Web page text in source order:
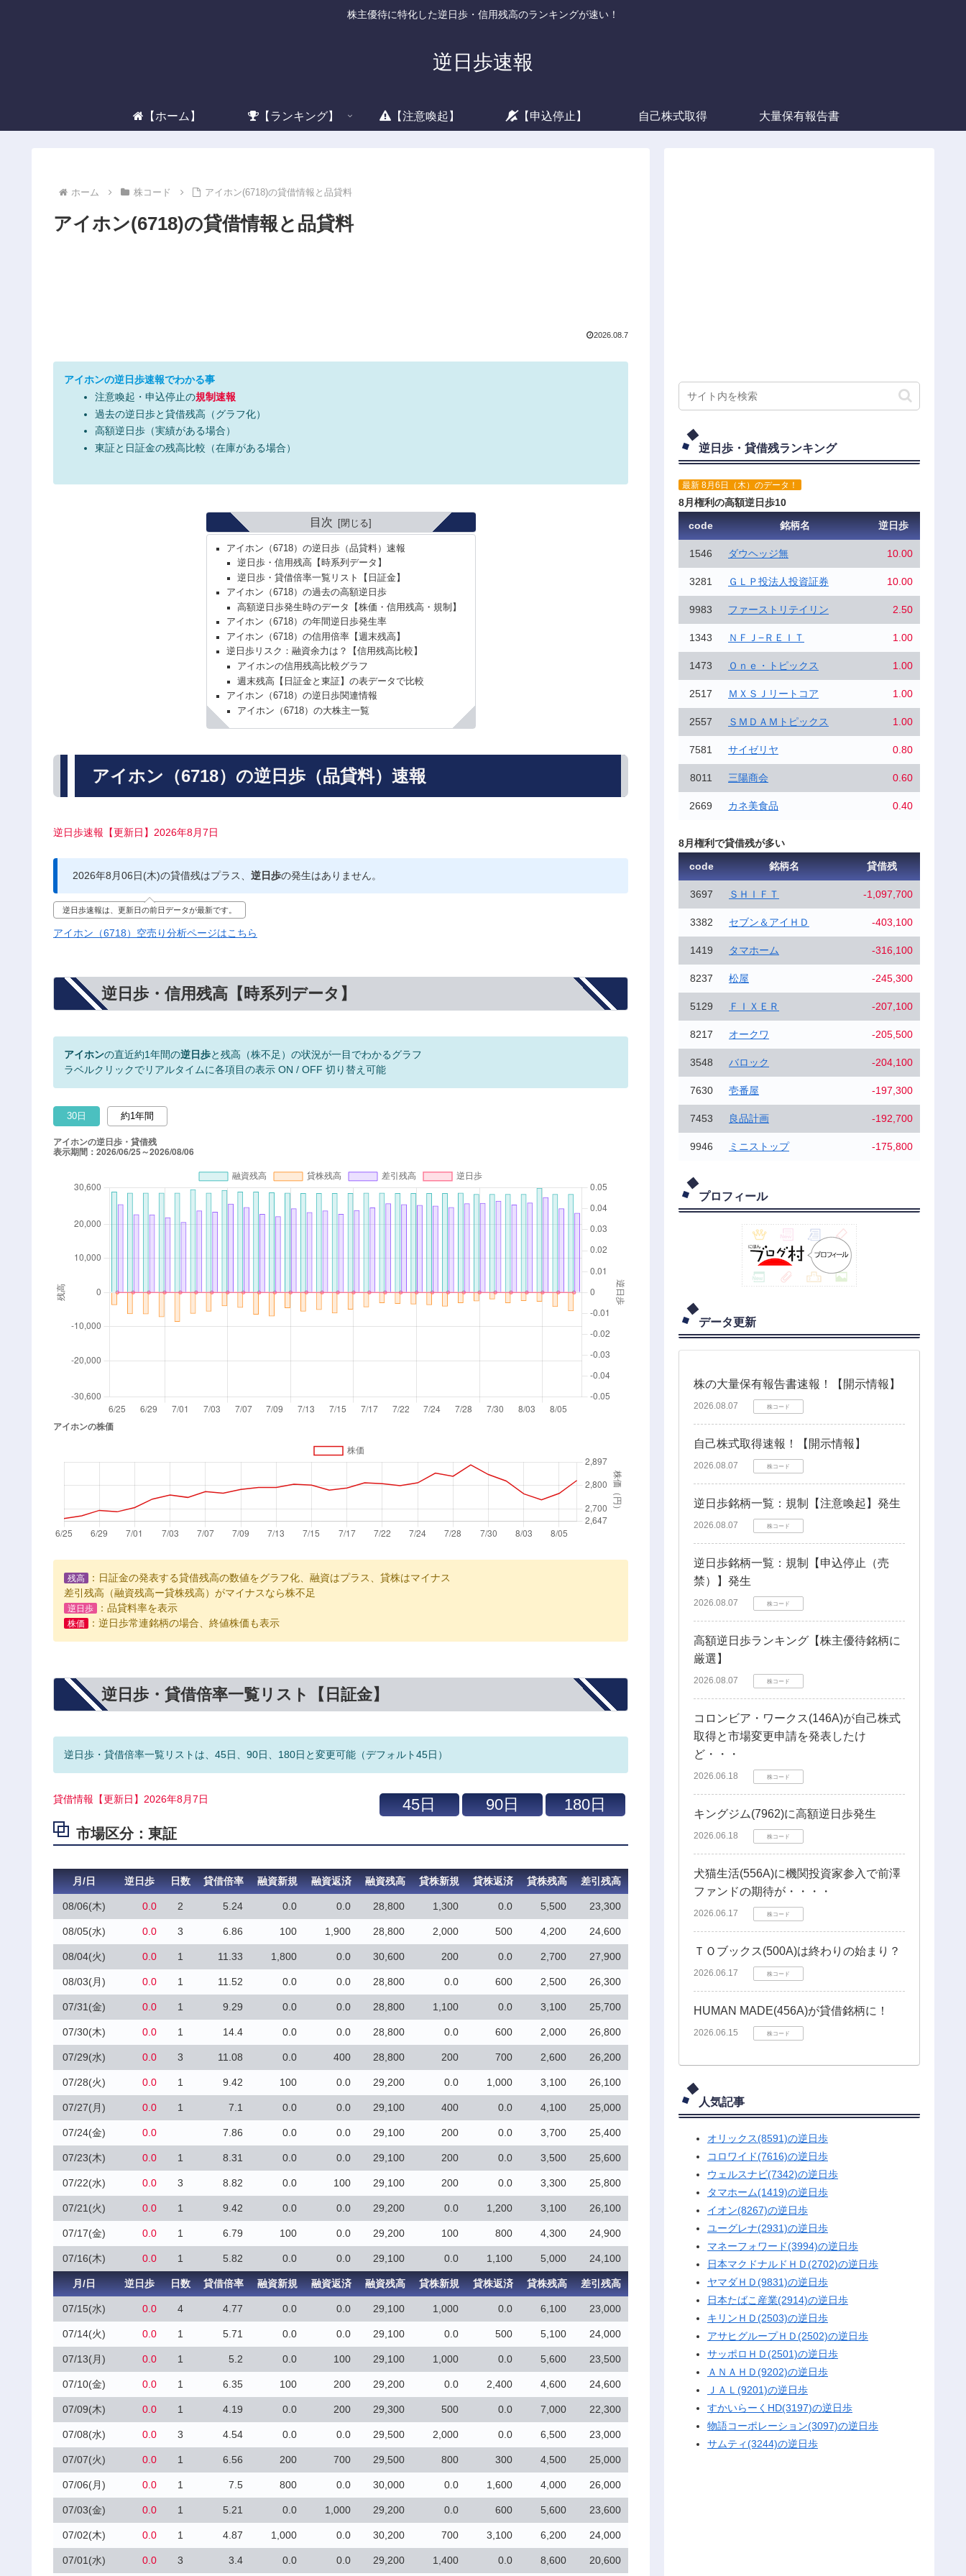
株主優待に特化した逆日歩・信用残高のランキングが速い！
逆日歩速報
【ホーム】 【ランキング】 【注意喚起】 【申込停止】 自己株式取得 大量保有報告書
ホーム 株コード アイホン(6718)の貸借情報と品貸料
アイホン(6718)の貸借情報と品貸料
2026.08.7
アイホンの逆日歩速報でわかる事
注意喚起・申込停止の規制速報
過去の逆日歩と貸借残高（グラフ化）
高額逆日歩（実績がある場合）
東証と日証金の残高比較（在庫がある場合）
目次
アイホン（6718）の逆日歩（品貸料）速報
逆日歩・信用残高【時系列データ】
逆日歩・貸借倍率一覧リスト【日証金】
アイホン（6718）の過去の高額逆日歩
高額逆日歩発生時のデータ【株価・信用残高・規制】
アイホン（6718）の年間逆日歩発生率
アイホン（6718）の信用倍率【週末残高】
逆日歩リスク：融資余力は？【信用残高比較】
アイホンの信用残高比較グラフ
週末残高【日証金と東証】の表データで比較
アイホン（6718）の逆日歩関連情報
アイホン（6718）の大株主一覧
アイホン（6718）の逆日歩（品貸料）速報
逆日歩速報【更新日】2026年8月7日
2026年8月06日(木)の貸借残はプラス、 逆日歩の発生はありません。
逆日歩速報は、更新日の前日データが最新です。
アイホン（6718）空売り分析ページはこちら
逆日歩・信用残高【時系列データ】
アイホンの直近約1年間の逆日歩と残高（株不足）の状況が一目でわかるグラフ
ラベルクリックでリアルタイムに各項目の表示 ON / OFF 切り替え可能
30日 約1年間
残高
：日証金の発表する貸借残高の数値をグラフ化、融資はプラス、貸株はマイナス
差引残高（融資残高ー貸株残高）がマイナスなら株不足
逆日歩 ：品貸料率を表示
株価 ：逆日歩常連銘柄の場合、終値株価も表示
逆日歩・貸借倍率一覧リスト【日証金】
逆日歩・貸借倍率一覧リストは、45日、90日、180日と変更可能（デフォルト45日）
貸借情報【更新日】2026年8月7日
市場区分：東証
月/日 逆日歩 日数 貸借倍率 融資新規 融資返済 融資残高 貸株新規 貸株返済 貸株残高 差引残高
08/06(木) 0.0 2 5.24 0.0 0.0 28,800 1,300 0.0 5,500 23,300
08/05(水) 0.0 3 6.86 100 1,900 28,800 2,000 500 4,200 24,600
08/04(火) 0.0 1 11.33 1,800 0.0 30,600 200 0.0 2,700 27,900
08/03(月) 0.0 1 11.52 0.0 0.0 28,800 0.0 600 2,500 26,300
07/31(金) 0.0 1 9.29 0.0 0.0 28,800 1,100 0.0 3,100 25,700
07/30(木) 0.0 1 14.4 0.0 0.0 28,800 0.0 600 2,000 26,800
07/29(水) 0.0 3 11.08 0.0 400 28,800 200 700 2,600 26,200
07/28(火) 0.0 1 9.42 100 0.0 29,200 0.0 1,000 3,100 26,100
07/27(月) 0.0 1 7.1 0.0 0.0 29,100 400 0.0 4,100 25,000
07/24(金) 0.0 7.86 0.0 0.0 29,100 200 0.0 3,700 25,400
07/23(木) 0.0 1 8.31 0.0 0.0 29,100 200 0.0 3,500 25,600
07/22(水) 0.0 3 8.82 0.0 100 29,100 200 0.0 3,300 25,800
07/21(火) 0.0 1 9.42 0.0 0.0 29,200 0.0 1,200 3,100 26,100
07/17(金) 0.0 1 6.79 100 0.0 29,200 100 800 4,300 24,900
07/16(木) 0.0 1 5.82 0.0 0.0 29,100 0.0 1,100 5,000 24,100
月/日 逆日歩 日数 貸借倍率 融資新規 融資返済 融資残高 貸株新規 貸株返済 貸株残高 差引残高
07/15(水) 0.0 4 4.77 0.0 0.0 29,100 1,000 0.0 6,100 23,000
07/14(火) 0.0 1 5.71 0.0 0.0 29,100 0.0 500 5,100 24,000
07/13(月) 0.0 1 5.2 0.0 100 29,100 1,000 0.0 5,600 23,500
07/10(金) 0.0 1 6.35 100 200 29,200 0.0 2,400 4,600 24,600
07/09(木) 0.0 1 4.19 0.0 200 29,300 500 0.0 7,000 22,300
07/08(水) 0.0 3 4.54 0.0 0.0 29,500 2,000 0.0 6,500 23,000
07/07(火) 0.0 1 6.56 200 700 29,500 800 300 4,500 25,000
07/06(月) 0.0 1 7.5 800 0.0 30,000 0.0 1,600 4,000 26,000
07/03(金) 0.0 1 5.21 0.0 1,000 29,200 0.0 600 5,600 23,600
07/02(木) 0.0 1 4.87 1,000 0.0 30,200 700 3,100 6,200 24,000
07/01(水) 0.0 3 3.4 0.0 0.0 29,200 1,400 0.0 8,600 20,600
逆日歩・貸借残ランキング
最新 8月6日（木）のデータ！
8月権利の高額逆日歩10
code
銘柄名 逆日歩
1546 ダウヘッジ無 10.00
3281 ＧＬＰ投法人投資証券 10.00
9983 ファーストリテイリン 2.50
1343 ＮＦＪ−ＲＥＩＴ 1.00
1473 Ｏｎｅ・トピックス 1.00
2517 ＭＸＳＪリートコア 1.00
2557 ＳＭＤＡＭトピックス 1.00
7581 サイゼリヤ 0.80
8011 三陽商会 0.60
2669 カネ美食品 0.40
8月権利で貸借残が多い
code
銘柄名 貸借残
3697 ＳＨＩＦＴ -1,097,700
3382 セブン＆アイＨＤ -403,100
1419 タマホーム -316,100
8237 松屋 -245,300
5129 ＦＩＸＥＲ -207,100
8217 オークワ -205,500
3548 バロック -204,100
7630 壱番屋 -197,300
7453 良品計画 -192,700
9946 ミニストップ -175,800
プロフィール
データ更新
株の大量保有報告書速報！【開示情報】
2026.08.07 株コード
自己株式取得速報！【開示情報】
2026.08.07 株コード
逆日歩銘柄一覧：規制【注意喚起】発生
2026.08.07 株コード
逆日歩銘柄一覧：規制【申込停止（売
禁）】発生
2026.08.07 株コード
高額逆日歩ランキング【株主優待銘柄に
厳選】
2026.08.07 株コード
コロンビア・ワークス(146A)が自己株式
取得と市場変更申請を発表したけ
ど・・・
2026.06.18 株コード
キングジム(7962)に高額逆日歩発生
2026.06.18 株コード
犬猫生活(556A)に機関投資家参入で前澤
ファンドの期待が・・・・
2026.06.17 株コード
ＴＯブックス(500A)は終わりの始まり？
2026.06.17 株コード
HUMAN MADE(456A)が貸借銘柄に！
2026.06.15 株コード
人気記事
オリックス(8591)の逆日歩
コロワイド(7616)の逆日歩
ウェルスナビ(7342)の逆日歩
タマホーム(1419)の逆日歩
イオン(8267)の逆日歩
ユーグレナ(2931)の逆日歩
マネーフォワード(3994)の逆日歩
日本マクドナルドＨＤ(2702)の逆日歩
ヤマダＨＤ(9831)の逆日歩
日本たばこ産業(2914)の逆日歩
キリンＨＤ(2503)の逆日歩
アサヒグループＨＤ(2502)の逆日歩
サッポロＨＤ(2501)の逆日歩
ＡＮＡＨＤ(9202)の逆日歩
ＪＡＬ(9201)の逆日歩
すかいらーくHD(3197)の逆日歩
物語コーポレーション(3097)の逆日歩
サムティ(3244)の逆日歩